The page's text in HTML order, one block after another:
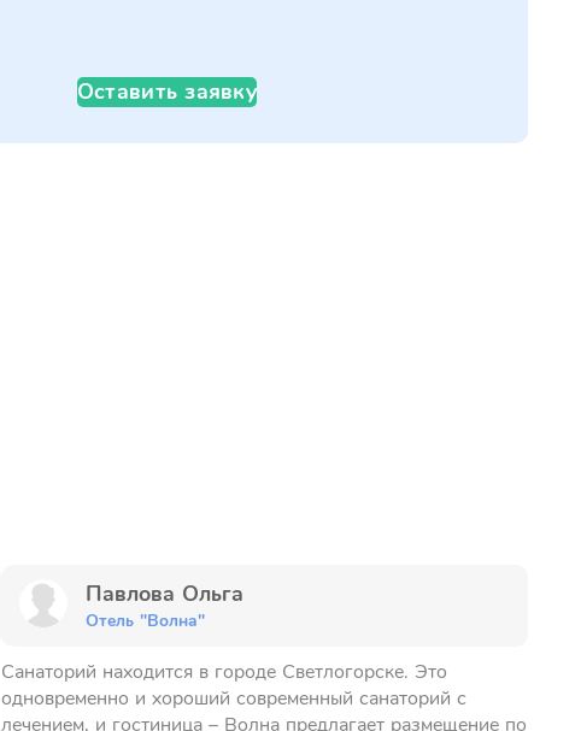
Оставить заявку
Павлова Ольга
Отель "Волна"
Санаторий находится в городе Светлогорске. Это
одновременно и хороший современный санаторий с
лечением, и гостиница – Волна предлагает размещение по